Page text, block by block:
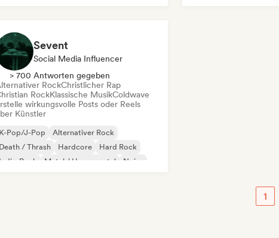
Sevent
Social Media Influencer
> 700 Antworten gegeben
RockChristlicher Rap
RockKlassische MusikColdwave
wirkungsvolle Posts oder Reels
Künstler
K-Pop/J-Pop
Alternativer Rock
Death / Thrash
Hardcore
Hard Rock
Indie-Rock
Metal / Heavy metal Noise
1